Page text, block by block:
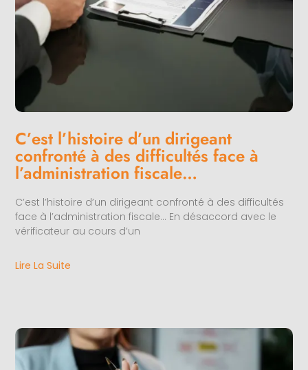
C’est l’histoire d’un dirigeant
confronté à des difficultés face à
l’administration fiscale…
C’est l’histoire d’un dirigeant confronté à des difficultés
face à l’administration fiscale… En désaccord avec le
vérificateur au cours d’un
Lire La Suite